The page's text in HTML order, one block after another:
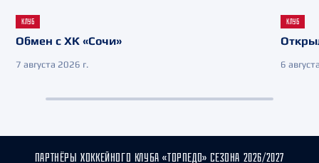
КЛУБ
Обмен с ХК «Сочи»
7 августа 2026 г.
КЛУБ
6
ПАРТНЁРЫ ХОККЕЙНОГО КЛУБА «ТОРПЕДО» СЕЗОНА 2026/2027